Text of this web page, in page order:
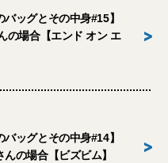
バッグとその中身#15】
の場合【エンド オン エ
>
バッグとその中身#14】
の場合【ビズビム】
>